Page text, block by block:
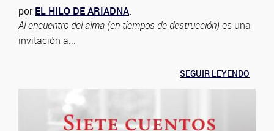
porEL HILO DE ARIADNA.
Al encuentro del alma (en tiempos de destrucción) es una
invitación a...
SEGUIR LEYENDO